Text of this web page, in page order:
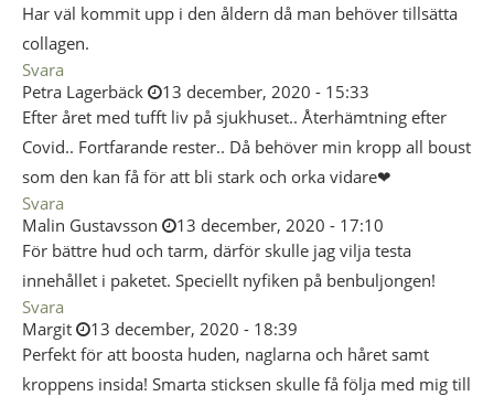
Har väl kommit upp i den åldern då man behöver tillsätta
collagen.
Svara
Petra Lagerbäck
13 december, 2020 - 15:33
Efter året med tufft liv på sjukhuset.. Återhämtning efter
Covid.. Fortfarande rester.. Då behöver min kropp all boust
som den kan få för att bli stark och orka vidare❤
Svara
Malin Gustavsson
13 december, 2020 - 17:10
För bättre hud och tarm, därför skulle jag vilja testa
innehållet i paketet. Speciellt nyfiken på benbuljongen!
Svara
Margit
13 december, 2020 - 18:39
Perfekt för att boosta huden, naglarna och håret samt
kroppens insida! Smarta sticksen skulle få följa med mig till